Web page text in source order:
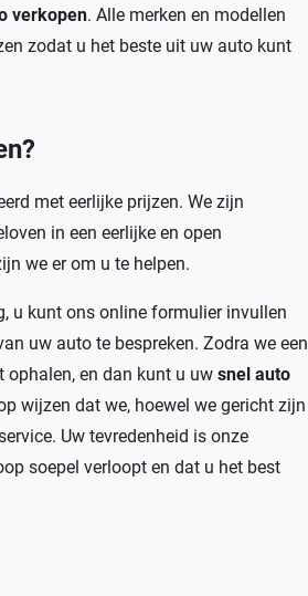
verkopen. Alle merken en modellen
zodat u het beste uit uw auto kunt
?
met eerlijke prijzen. We zijn
in een eerlijke en open
we er om u te helpen.
u kunt ons online formulier invullen
uw auto te bespreken. Zodra we een
ophalen, en dan kunt u uw snel auto
wijzen dat we, hoewel we gericht zijn
Uw tevredenheid is onze
soepel verloopt en dat u het best